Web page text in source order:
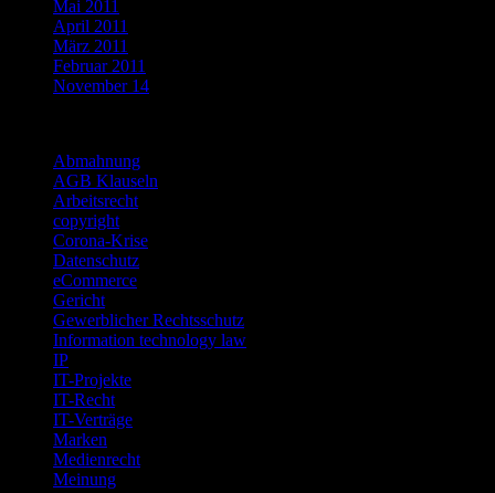
Mai 2011
April 2011
März 2011
Februar 2011
November 14
Abmahnung
AGB Klauseln
Arbeitsrecht
copyright
Corona-Krise
Datenschutz
eCommerce
Gericht
Gewerblicher Rechtsschutz
Information technology law
IP
IT-Projekte
IT-Recht
IT-Verträge
Marken
Medienrecht
Meinung